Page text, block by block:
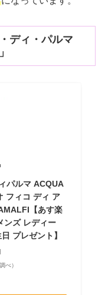
ディ・パルマ
パルマ ACQUA
フィコ ディ ア
【あす楽
ンズ レディー
プレゼント】
べ）